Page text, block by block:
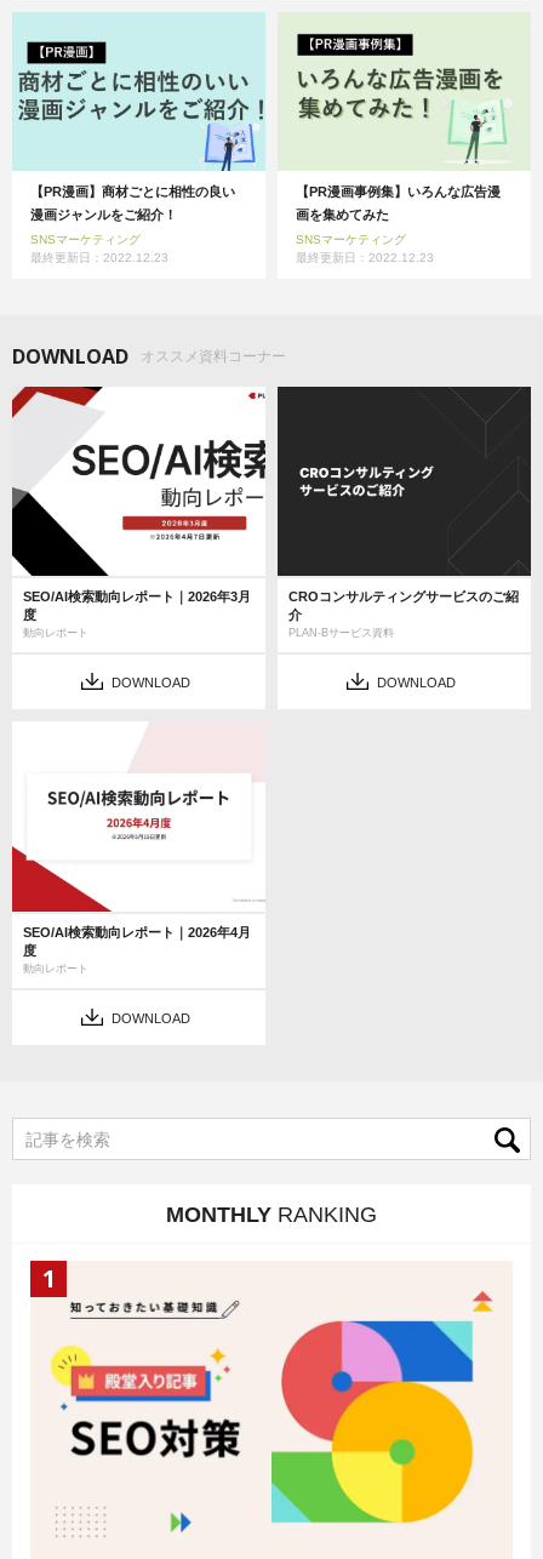
【PR漫画】商材ごとに相性の良い
漫画ジャンルをご紹介！
SNSマーケティング
最終更新日：2022.12.23
【PR漫画事例集】いろんな広告漫
画を集めてみた
SNSマーケティング
最終更新日：2022.12.23
DOWNLOAD オススメ資料コーナー
SEO/AI検索動向レポート｜2026年3月
度
動向レポート
DOWNLOAD
CROコンサルティングサービスのご紹
介
PLAN-Bサービス資料
DOWNLOAD
SEO/AI検索動向レポート｜2026年4月
度
動向レポート
DOWNLOAD
MONTHLY RANKING